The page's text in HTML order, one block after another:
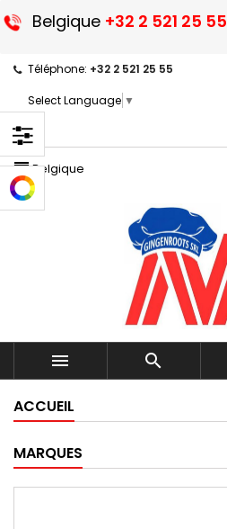
Belgique +32 2 521 25 55
Téléphone: +32 2 521 25 55
Select Language ▼
storefront
Belgique
 
ACCUEIL
MARQUES